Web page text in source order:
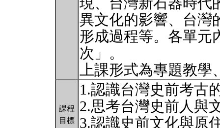
異文化的影響、台灣
形成過程等。各單元
次」。
上課形式為專題教
課程
目標
1.認識台灣史前考古
2.思考台灣史前人與
3.認識史前文化與原